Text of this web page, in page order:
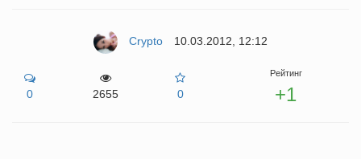
Crypto 10.03.2012, 12:12
0 2655 0
Рейтинг
+1